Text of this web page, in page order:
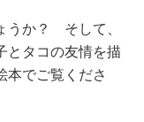
うか？ そして、
タコの友情を描
本でご覧くださ